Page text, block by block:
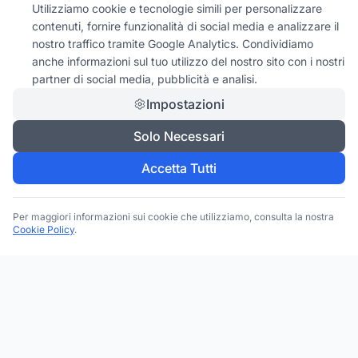
Utilizziamo cookie e tecnologie simili per personalizzare
contenuti, fornire funzionalità di social media e analizzare il
nostro traffico tramite Google Analytics. Condividiamo
anche informazioni sul tuo utilizzo del nostro sito con i nostri
partner di social media, pubblicità e analisi.
Impostazioni
Solo Necessari
Accetta Tutti
Per maggiori informazioni sui cookie che utilizziamo, consulta la nostra
Cookie Policy.